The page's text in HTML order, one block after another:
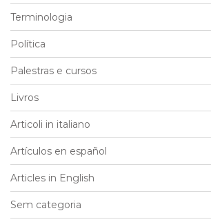
Terminologia
Política
Palestras e cursos
Livros
Articoli in italiano
Artículos en español
Articles in English
Sem categoria